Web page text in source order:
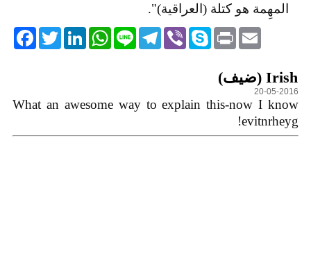
المهِمة هو كتلة (العراقية)".
TwitterLinkedIn
WhatsApp Line
Telegram ViberSkype PrintEmail
Irish (ضيف)
20-05-2016
What an awesome way to explain this-now I know
evitnrheyg!